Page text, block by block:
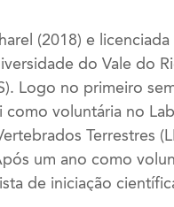
(2018) e licenciada
do Vale do
Logo no primeiro
como voluntária no
Terrestres
um ano como
de iniciação